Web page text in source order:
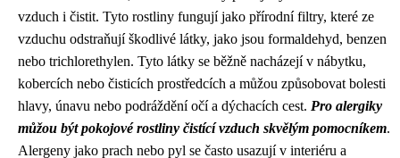
vzduch i čistit. Tyto rostliny fungují jako přírodní filtry, které ze
vzduchu odstraňují škodlivé látky, jako jsou formaldehyd, benzen
nebo trichlorethylen. Tyto látky se běžně nacházejí v nábytku,
kobercích nebo čisticích prostředcích a můžou způsobovat bolesti
hlavy, únavu nebo podráždění očí a dýchacích cest. Pro alergiky
můžou být pokojové rostliny čistící vzduch skvělým pomocníkem.
Alergeny jako prach nebo pyl se často usazují v interiéru a